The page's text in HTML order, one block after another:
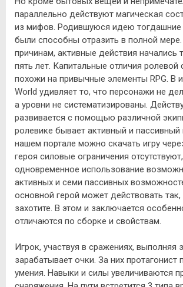
параллельно действуют магическая
из мифов. Родившуюся идею тогдашние
были способны отразить в полной
причинам, активные действия начались
пять лет. Капитальные отличия ролевой
похожи на привычные элементы RPG. В
World удивляет то, что персонажи не
а уровни не систематизированы.
развивается с помощью различной
ролевике бывает активный и
нашем портале можно скачать игру
героя силовые ограничения
одновременное использование
активных и семи пассивных
основной герой может действовать
захотите. В этом и заключается
отличаются по сборке и свойствам.
Игрок, участвуя в сражениях, выполняя
зарабатывает очки. За них протагонист
умения. Навыки и силы увеличиваются